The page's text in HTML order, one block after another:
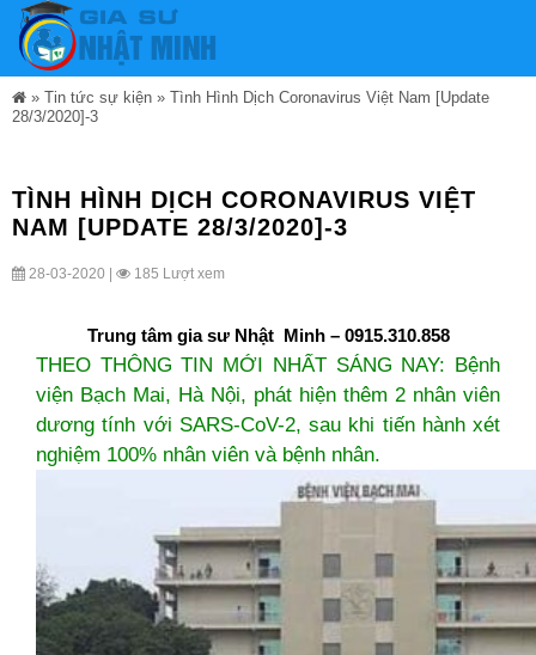
» Tin tức sự kiện » Tình Hình Dịch Coronavirus Việt Nam [Update
28/3/2020]-3
TÌNH HÌNH DỊCH CORONAVIRUS VIỆT
NAM [UPDATE 28/3/2020]-3
28-03-2020 | 185 Lượt xem
Trung tâm gia sư Nhật Minh– 0915.310.858
THEO THÔNG TIN MỚI NHẤT SÁNG NAY: Bệnh
viện Bạch Mai, Hà Nội, phát hiện thêm 2 nhân viên
dương tính với SARS-CoV-2, sau khi tiến hành xét
nghiệm 100% nhân viên và bệnh nhân.